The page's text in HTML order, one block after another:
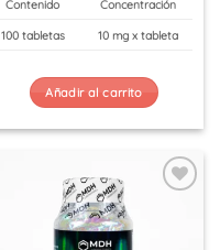
Contenido Concentración
100 tabletas 10 mg x tableta
Añadir al carrito